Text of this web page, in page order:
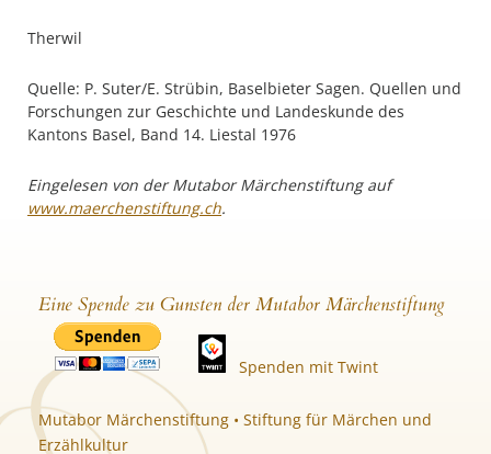
Therwil
Quelle: P. Suter/E. Strübin, Baselbieter Sagen. Quellen und
Forschungen zur Geschichte und Landeskunde des
Kantons Basel, Band 14. Liestal 1976
Eingelesen von der Mutabor Märchenstiftung auf
www.maerchenstiftung.ch.
Eine Spende zu Gunsten der Mutabor Märchenstiftung
Spenden mit Twint
Mutabor Märchenstiftung • Stiftung für Märchen und
Erzählkultur